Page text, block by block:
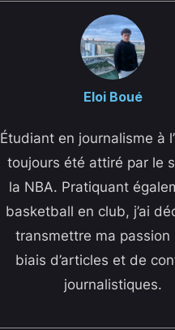
Eloi Boué
Étudiant en journalisme à
toujours été attiré par le
la NBA. Pratiquant
basketball en club, j’ai
transmettre ma passion
biais d’articles et de
journalistiques.